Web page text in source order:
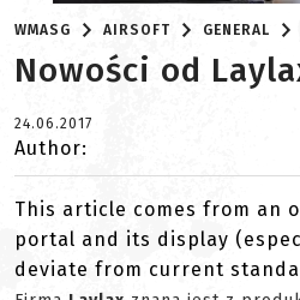
WMASG AIRSOFT GENERAL
Nowości od
24.06.2017
Author:
This article comes from an
portal and its display
deviate from current